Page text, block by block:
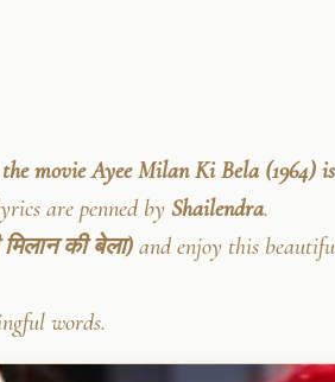
movie Ayee Milan Ki Bela (1964)
are penned by Shailendra.
की बेला) and enjoy this
words.